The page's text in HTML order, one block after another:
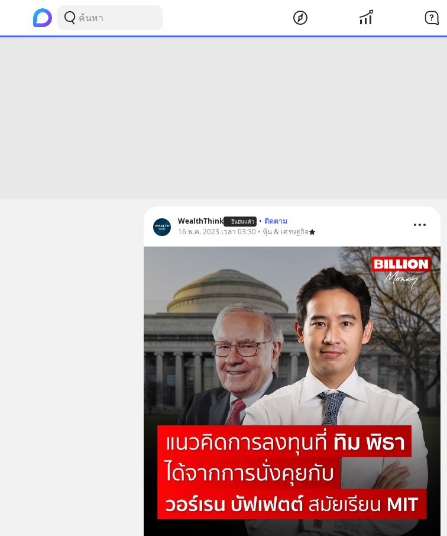
WealthThink ยืนยันแล้ว • ติดตาม
16 พ.ค. 2023 เวลา 03:30 • หุ้น & เศรษฐกิจ